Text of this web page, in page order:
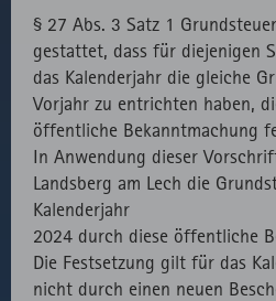
§ 27 Abs. 3 Satz 1
gestattet, dass für diejenigen
das Kalenderjahr die gleiche
Vorjahr zu entrichten haben,
öffentliche Bekanntmachung
In Anwendung dieser
Landsberg am Lech die
Kalenderjahr
2024 durch diese öffentliche
Die Festsetzung gilt für das
nicht durch einen neuen
Aufruf von
fast.fonts.net
Gründen die
Verwendung
des lokal
eingebunden
Fonts.